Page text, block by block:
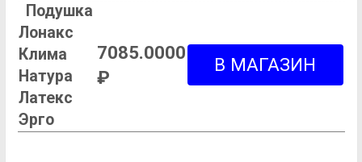
Подушка
Лонакс
Клима
Натура
Латекс
Эрго
7085.0000
₽